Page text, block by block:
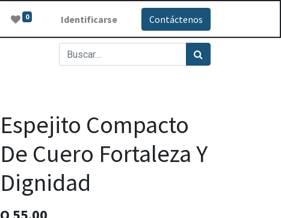
0 Identificarse Contáctenos
Espejito Compacto
De Cuero Fortaleza Y
Dignidad